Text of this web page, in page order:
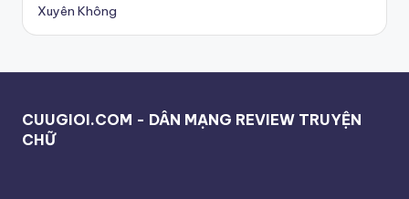
Xuyên Không
CUUGIOI.COM - DÂN MẠNG REVIEW TRUYỆN
CHỮ